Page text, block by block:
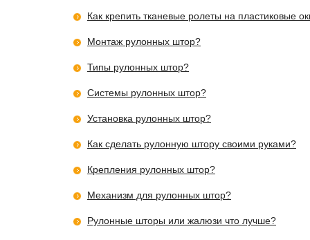
Как крепить тканевые ролеты на пластиковые
Монтаж рулонных штор?
Типы рулонных штор?
Системы рулонных штор?
Установка рулонных штор?
Как сделать рулонную штору своими руками?
Крепления рулонных штор?
Механизм для рулонных штор?
Рулонные шторы или жалюзи что лучше?